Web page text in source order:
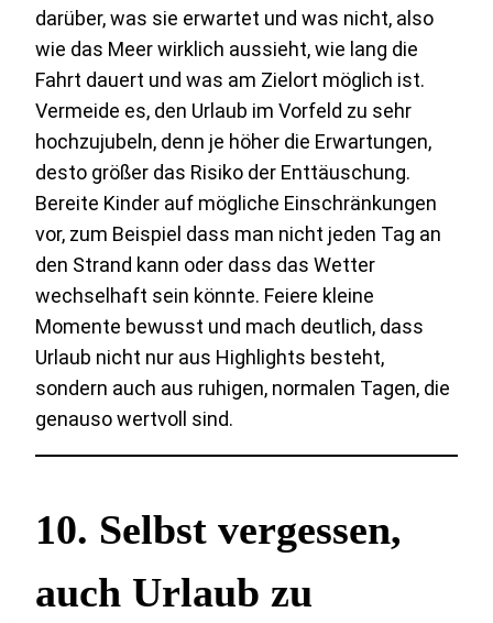
darüber, was sie erwartet und was nicht, also
wie das Meer wirklich aussieht, wie lang die
Fahrt dauert und was am Zielort möglich ist.
Vermeide es, den Urlaub im Vorfeld zu sehr
hochzujubeln, denn je höher die Erwartungen,
desto größer das Risiko der Enttäuschung.
Bereite Kinder auf mögliche Einschränkungen
vor, zum Beispiel dass man nicht jeden Tag an
den Strand kann oder dass das Wetter
wechselhaft sein könnte. Feiere kleine
Momente bewusst und mach deutlich, dass
Urlaub nicht nur aus Highlights besteht,
sondern auch aus ruhigen, normalen Tagen, die
genauso wertvoll sind.
10. Selbst vergessen,
auch Urlaub zu